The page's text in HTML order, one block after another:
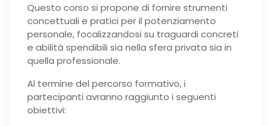
Questo corso si propone di fornire strumenti
concettuali e pratici per il potenziamento
personale, focalizzandosi su traguardi concreti
e abilità spendibili sia nella sfera privata sia in
quella professionale.
Al termine del percorso formativo, i
partecipanti avranno raggiunto i seguenti
obiettivi: